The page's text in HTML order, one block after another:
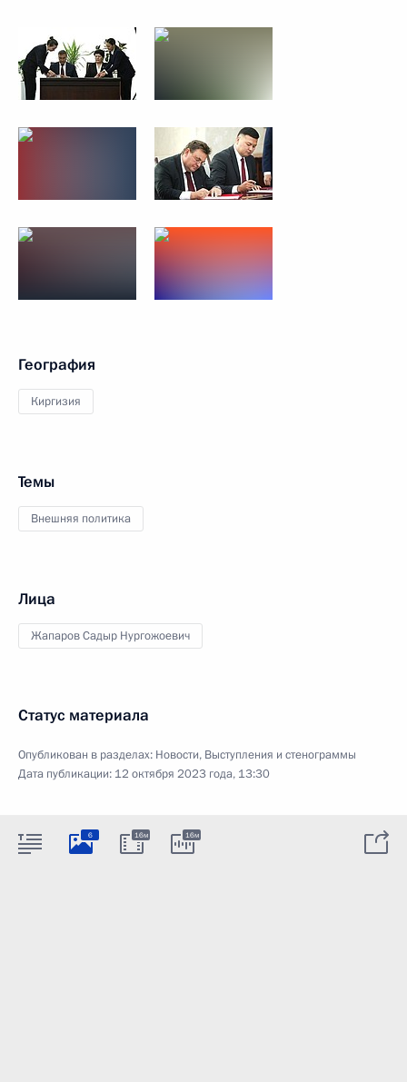
География
Киргизия
Темы
Внешняя политика
Лица
Жапаров Садыр Нургожоевич
Статус материала
Опубликован в разделах: Новости, Выступления и стенограммы
Дата публикации: 12 октября 2023 года, 13:30
6 16м 16м